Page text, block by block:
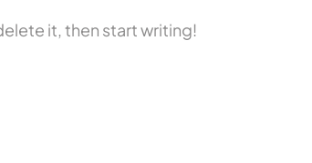
it, then start writing!